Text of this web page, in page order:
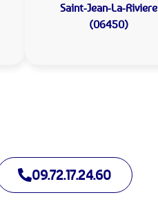
Saint-Jean-La-Riviere
(06450)
09.72.17.24.60